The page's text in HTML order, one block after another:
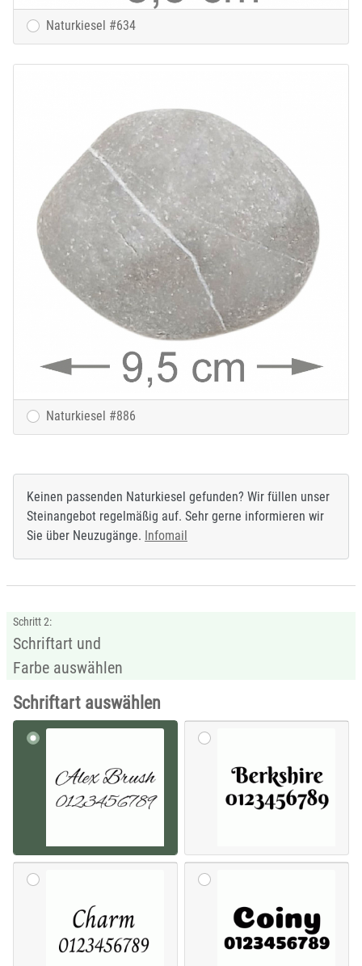
Naturkiesel #634
Naturkiesel #886
Keinen passenden Naturkiesel gefunden? Wir füllen unser
Steinangebot regelmäßig auf. Sehr gerne informieren wir
Sie über Neuzugänge. Infomail
Schritt 2:
Schriftart und
Farbe auswählen
Schriftart auswählen